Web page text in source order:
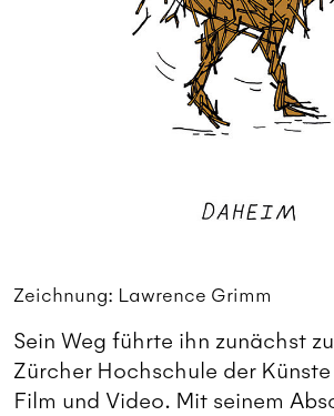
Zeichnung: Lawrence Grimm
Sein Weg führte ihn zunächst
Zürcher Hochschule der
Film und Video. Mit seinem